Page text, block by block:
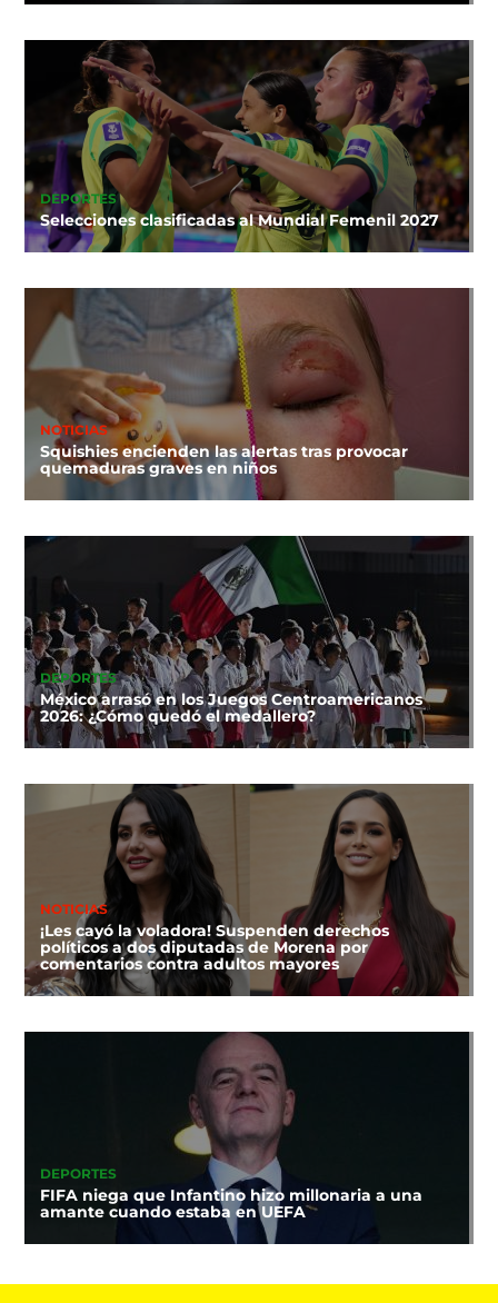
DEPORTES
Selecciones clasificadas al Mundial Femenil 2027
NOTICIAS
Squishies encienden las alertas tras provocar
quemaduras graves en niños
DEPORTES
México arrasó en los Juegos Centroamericanos
2026: ¿Cómo quedó el medallero?
NOTICIAS
¡Les cayó la voladora! Suspenden derechos
políticos a dos diputadas de Morena por
comentarios contra adultos mayores
DEPORTES
FIFA niega que Infantino hizo millonaria a una
amante cuando estaba en UEFA